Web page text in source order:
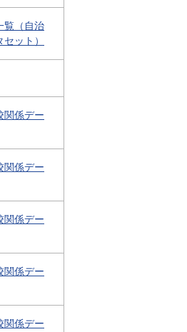
覧（自治
ット）
係デー
係デー
係デー
係デー
係デー